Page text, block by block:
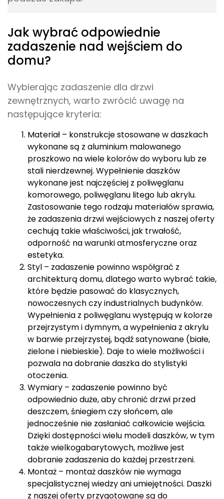
zadaszenie nad wejściem do
Wybierając zadaszenie dla drzwi
zewnętrznych, warto zwrócić uwagę na
Materiał – konstrukcje stosowane w daszkach
wykonane są z aluminium malowanego
proszkowo na wiele kolorów do wyboru lub ze
stali nierdzewnej. Wypełnienie daszków
wykonane jest najczęściej z poliwęglanu
komorowego, poliwęglanu litego lub akrylu.
Zastosowanie tego rodzaju materiałów sprawia,
że zadaszenia drzwi wejściowych z naszej oferty
cechują takie właściwości, jak trwałość,
odporność na warunki atmosferyczne oraz
estetyka.
Styl – zadaszenie powinno współgrać z
architekturą domu, dlatego warto wybrać takie,
które będzie pasować do klasycznych,
nowoczesnych czy industrialnych budynków.
Wypełnienia z poliwęglanu występują w kolorze
przejrzystym i dymnym, a wypełnienia z akrylu
w barwie przejrzystej, bądź satynowane (białe,
zielone i niebieskie). Daje to wiele możliwości i
pozwala na dobranie daszka do stylistyki
otoczenia.
Wymiary – zadaszenie powinno być
odpowiednio duże, aby chronić drzwi przed
deszczem, śniegiem czy słońcem, ale
jednocześnie nie zasłaniać całkowicie wejścia.
Dzięki dostępności wielu modeli daszków, w tym
także wielkogabarytowych, możliwe jest
dobranie zadaszenia do każdej przestrzeni.
Montaż – montaż daszków nie wymaga
specjalistycznej wiedzy ani umiejętności. Daszki
z naszej oferty przygotowane są do
samodzielnego zawieszenia, wyposażone w
instrukcję oraz elementy niezbędne do ich
zamocowania.